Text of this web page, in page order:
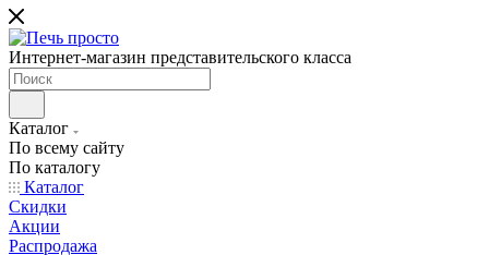
Интернет-магазин представительского класса
Каталог
По всему сайту
По каталогу
Каталог
Скидки
Акции
Распродажа